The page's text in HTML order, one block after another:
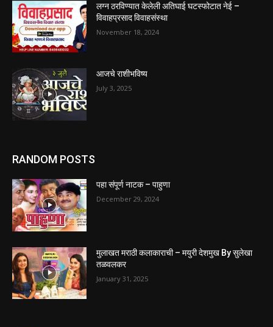
लग्न ठरविण्यात केलेली अतिघाई घटस्फोटात नेई –
विवाहप्रसाद विवाहसंस्था
November 18, 2024
आजचे राशीभविष्य
July 3, 2025
RANDOM POSTS
पहा संपूर्ण नाटक – पाहुणा
December 29, 2024
मुलाखत मराठी कलाकाराची – मयुरी देशमुख By सुलेखा
तळवलकर
January 31, 2025